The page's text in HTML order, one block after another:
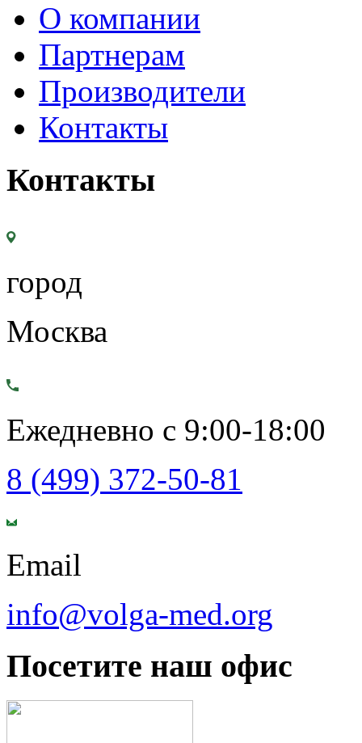
О компании
Партнерам
Производители
Контакты
Контакты
город
Москва
Ежедневно с 9:00-18:00
8 (499) 372-50-81
Email
info@volga-med.org
Посетите наш офис